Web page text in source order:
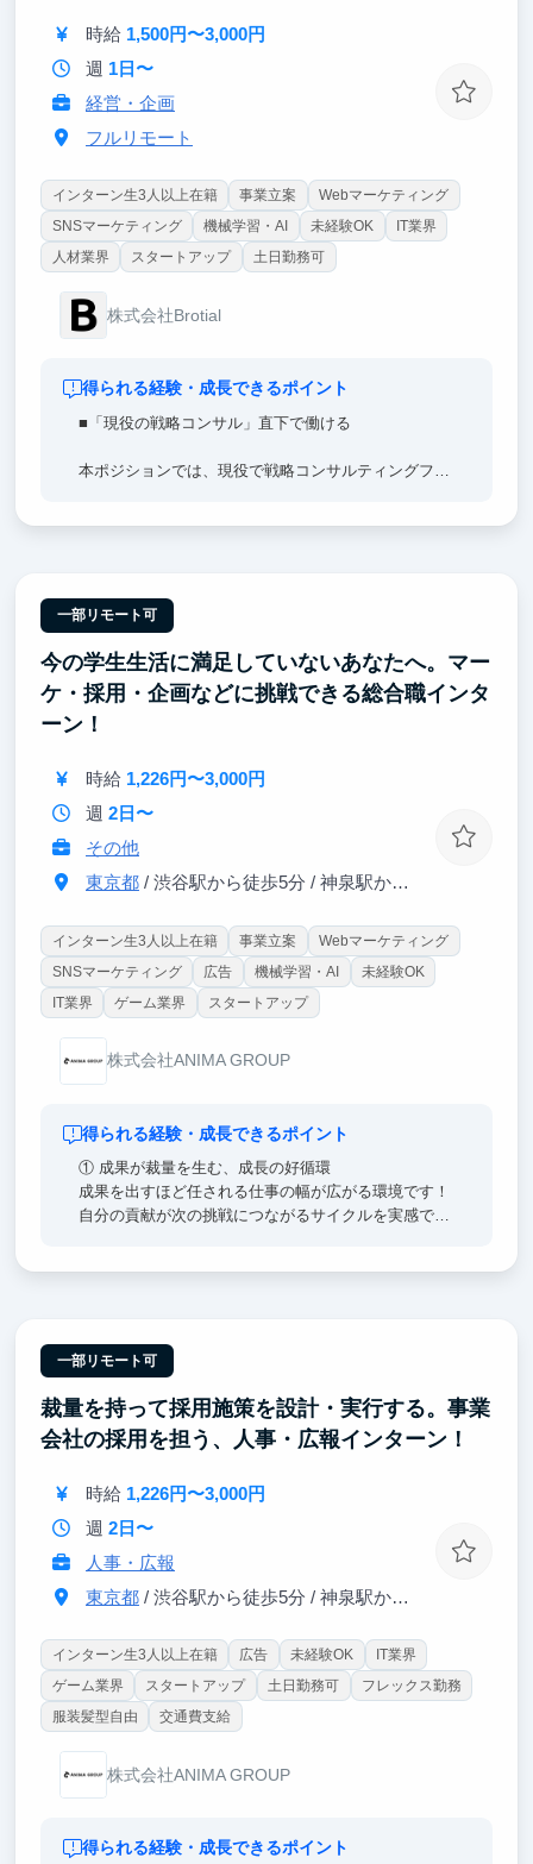
時給 1,500円〜3,000円
週 1日〜
経営・企画
フルリモート
インターン生3人以上在籍 事業立案
Webマーケティング
SNSマーケティング
機械学習・AI 未経験OK
IT業界
人材業界
スタートアップ 土日勤務可
株式会社Brotial
得られる経験・成長できるポイント
■「現役の戦略コンサル」直下で働ける
本ポジションでは、現役で戦略コンサルティングファ
「どこに問いを立て、どう構造化し、どう検証して意
思決定するか」を、隣で見て・任されながら学べる環
境です。
■「最新のAIを活用した仕事術」を学べる
す。
リサーチ・資料作成・検証のサイクルを、AIと共創し
ながら圧倒的なスピードで回します。
「これからの時代の仕事の進め方」そのものを、実務
を通じて身につけていただけます。
一部リモート可
今の学生生活に満足していないあなたへ。マー
ケ・採用・企画などに挑戦できる総合職インタ
ーン！
時給 1,226円〜3,000円
週 2日〜
その他
東京都/ 渋谷駅から徒歩5分 / 神泉駅から徒歩3分
インターン生3人以上在籍 事業立案
Webマーケティング
SNSマーケティング
広告 機械学習・AI
未経験OK
IT業界
ゲーム業界 スタートアップ
株式会社ANIMA GROUP
得られる経験・成長できるポイント
① 成果が裁量を生む、成長の好循環
成果を出すほど任される仕事の幅が広がる環境です！
自分の貢献が次の挑戦につながるサイクルを実感でき
トプットまで一貫して取り組むことで、早期活躍を目
指します。
③ 多様なバックグラウンドを持つメンバーと働ける
環境
者など、幅広い経験を持つメンバーと共に働くこと
で、実践的な知見や多様な視点に触れることができま
一部リモート可
裁量を持って採用施策を設計・実行する。事業
会社の採用を担う、人事・広報インターン！
時給 1,226円〜3,000円
週 2日〜
人事・広報
東京都/ 渋谷駅から徒歩5分 / 神泉駅から徒歩3分
インターン生3人以上在籍 広告 未経験OK
IT業界
ゲーム業界
スタートアップ 土日勤務可
フレックス勤務
服装髪型自由
交通費支給
株式会社ANIMA GROUP
得られる経験・成長できるポイント